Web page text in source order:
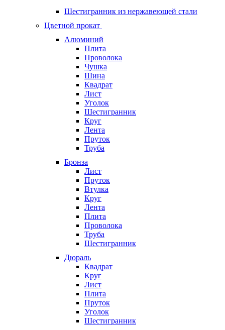
Шестигранник из нержавеющей стали
Цветной прокат
Алюминий
Плита
Проволока
Чушка
Шина
Квадрат
Лист
Уголок
Шестигранник
Круг
Лента
Пруток
Труба
Бронза
Лист
Пруток
Втулка
Круг
Лента
Плита
Проволока
Труба
Шестигранник
Дюраль
Квадрат
Круг
Лист
Плита
Пруток
Уголок
Шестигранник